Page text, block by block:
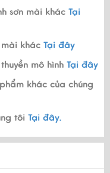
sơn mài khác Tại
khác Tại đây
mô hình Tại đây
khác của chúng
tôi Tại đây.